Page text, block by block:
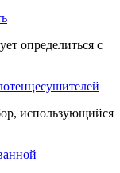
определиться с
использующийся